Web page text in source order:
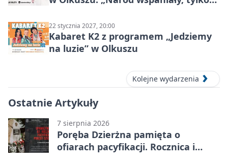
22 stycznia 2027, 20:00
Kabaret K2 z programem „Jedziemy
na luzie” w Olkuszu
Kolejne wydarzenia
Ostatnie Artykuły
7 sierpnia 2026
Poręba Dzierżna pamięta o
ofiarach pacyfikacji. Rocznica i